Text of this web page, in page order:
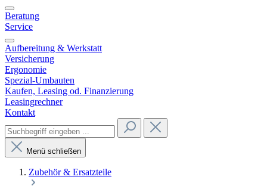
Beratung
Service
Aufbereitung & Werkstatt
Versicherung
Ergonomie
Spezial-Umbauten
Kaufen, Leasing od. Finanzierung
Leasingrechner
Kontakt
Menü schließen
Zubehör & Ersatzteile